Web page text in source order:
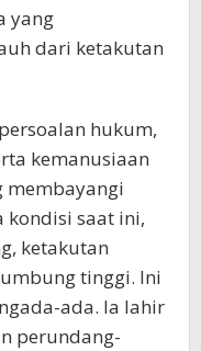
yang
dari ketakutan
hukum,
kemanusiaan
membayangi
kondisi saat ini,
ketakutan
tinggi. Ini
ada. Ia lahir
perundang-